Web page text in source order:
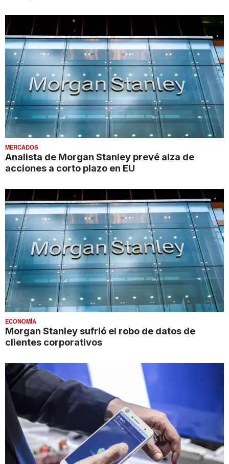
MERCADOS
Analista de Morgan Stanley prevé alza de
acciones a corto plazo en EU
ECONOMÍA
Morgan Stanley sufrió el robo de datos de
clientes corporativos